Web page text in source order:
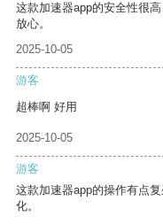
这款加速器app的安全性很
放心。
2025-10-05
游客
超棒啊 好用
2025-10-05
游客
这款加速器app的操作有点
化。